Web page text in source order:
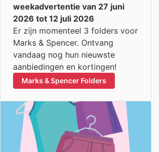
weekadvertentie van 27 juni
2026 tot 12 juli 2026
Er zijn momenteel 3 folders voor
Marks & Spencer. Ontvang
vandaag nog hun nieuwste
aanbiedingen en kortingen!
Marks & Spencer Folders